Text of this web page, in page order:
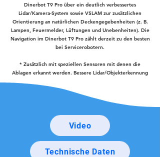
Dinerbot T9 Pro über ein deutlich verbessertes
Lidar/Kamera-System sowie VSLAM zur zusätzlichen
Orientierung an natürlichen Deckengegebenheiten (z. B.
Lampen, Feuermelder, Lüftungen und Unebenheiten). Die
Navigation im Dinerbot T9 Pro zählt derzeit zu den besten
bei Servicerobotern.
* Zusätzlich mit speziellen Sensoren mit denen die
Ablagen erkannt werden. Bessere Lidar/Objekterkennung
Video
Technische Daten